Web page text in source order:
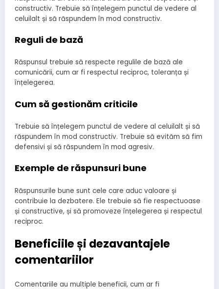
constructiv. Trebuie să înțelegem punctul de vedere al
celuilalt și să răspundem în mod constructiv.
Reguli de bază
Răspunsul trebuie să respecte regulile de bază ale
comunicării, cum ar fi respectul reciproc, toleranța și
înțelegerea.
Cum să gestionăm criticile
Trebuie să înțelegem punctul de vedere al celuilalt și să
răspundem în mod constructiv. Trebuie să evităm să fim
defensivi și să răspundem în mod agresiv.
Exemple de răspunsuri bune
Răspunsurile bune sunt cele care aduc valoare și
contribuie la dezbatere. Ele trebuie să fie respectuoase
și constructive, și să promoveze înțelegerea și respectul
reciproc.
Beneficiile și dezavantajele
comentariilor
Comentariile au multiple beneficii, cum ar fi